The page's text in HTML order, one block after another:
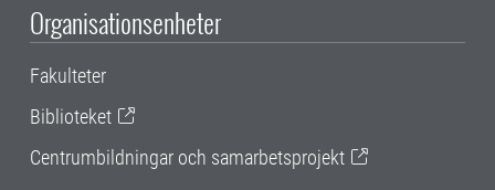
Organisationsenheter
Fakulteter
Biblioteket
Centrumbildningar och samarbetsprojekt